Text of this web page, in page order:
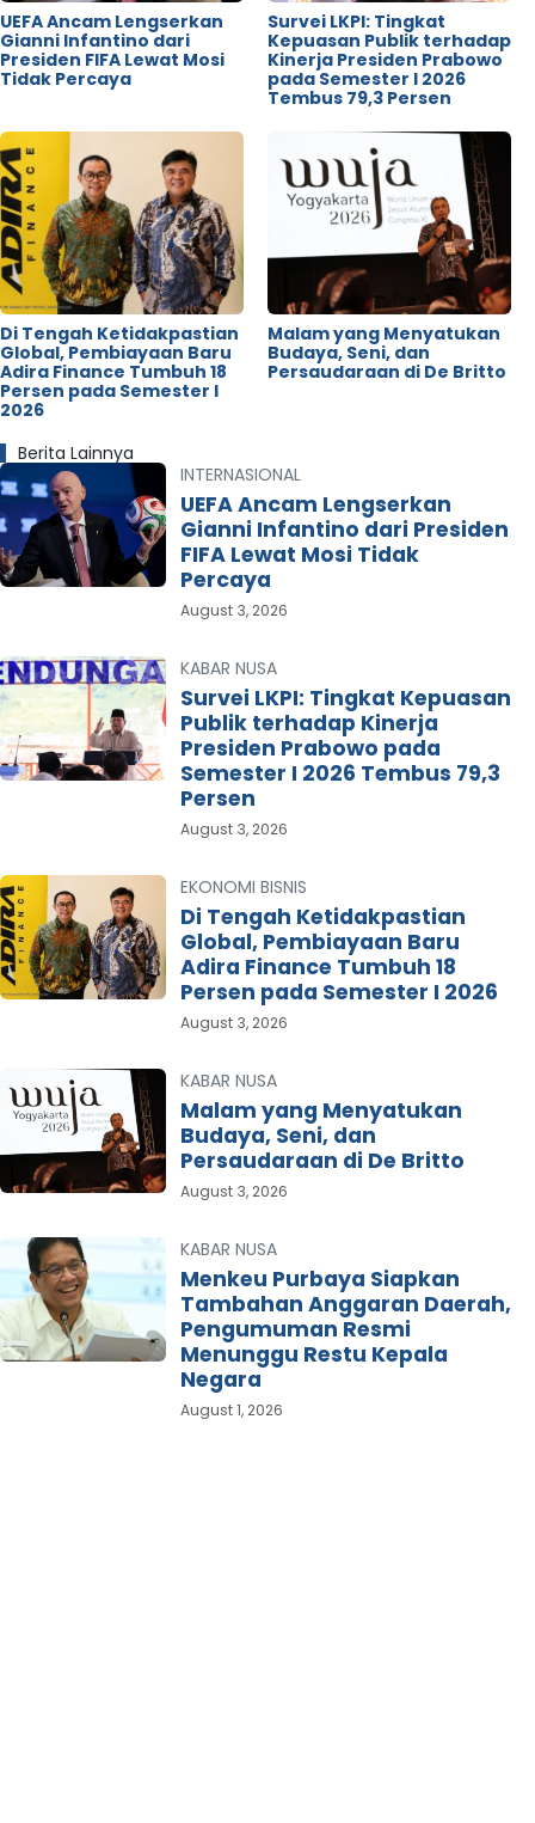
UEFA Ancam Lengserkan
Gianni Infantino dari
Presiden FIFA Lewat Mosi
Tidak Percaya
Survei LKPI: Tingkat
Kepuasan Publik terhadap
Kinerja Presiden Prabowo
pada Semester I 2026
Tembus 79,3 Persen
Di Tengah Ketidakpastian
Global, Pembiayaan Baru
Adira Finance Tumbuh 18
Persen pada Semester I
2026
Malam yang Menyatukan
Budaya, Seni, dan
Persaudaraan di De Britto
Berita Lainnya
INTERNASIONAL
UEFA Ancam Lengserkan
Gianni Infantino dari Presiden
FIFA Lewat Mosi Tidak
Percaya
August 3, 2026
KABAR NUSA
Survei LKPI: Tingkat Kepuasan
Publik terhadap Kinerja
Presiden Prabowo pada
Semester I 2026 Tembus 79,3
Persen
August 3, 2026
EKONOMI BISNIS
Di Tengah Ketidakpastian
Global, Pembiayaan Baru
Adira Finance Tumbuh 18
Persen pada Semester I 2026
August 3, 2026
KABAR NUSA
Malam yang Menyatukan
Budaya, Seni, dan
Persaudaraan di De Britto
August 3, 2026
KABAR NUSA
Menkeu Purbaya Siapkan
Tambahan Anggaran Daerah,
Pengumuman Resmi
Menunggu Restu Kepala
Negara
August 1, 2026